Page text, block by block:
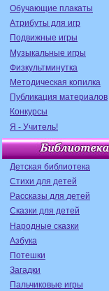
Обучающие плакаты
Атрибуты для игр
Подвижные игры
Музыкальные игры
Физкультминутка
Методическая копилка
Публикация материалов
Конкурсы
Я - Учитель!
Детская библиотека
Стихи для детей
Рассказы для детей
Сказки для детей
Народные сказки
Азбука
Потешки
Загадки
Пальчиковые игры